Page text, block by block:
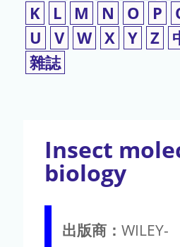
K
L M N O P
U
V W X Y Z
雜誌
Insect
biology
出版商： WILEY-